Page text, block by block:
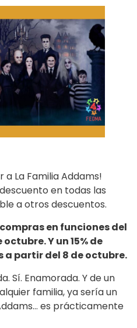
a La Familia Addams!
en todas las
a otros descuentos.
en funciones del
Y un 15% de
a partir del 8 de octubre.
Sí. Enamorada. Y de un
familia, ya sería un
es prácticamente